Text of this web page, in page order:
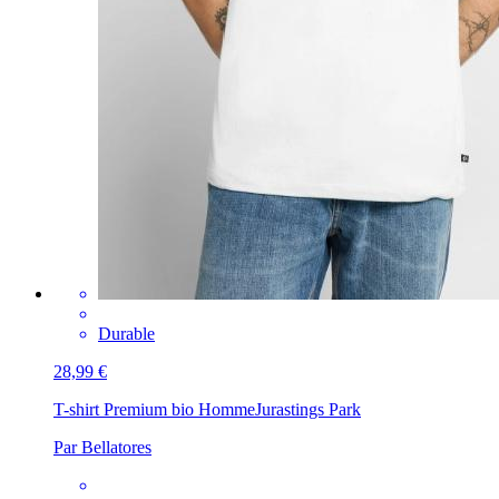
Durable
28,99 €
T-shirt Premium bio HommeJurastings Park
Par Bellatores